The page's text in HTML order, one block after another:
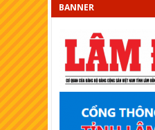
XSKT Sóc Trăng
XSKT Cần Thơ
XSKT An Giang
XSKT Bình Thuận
BANNER